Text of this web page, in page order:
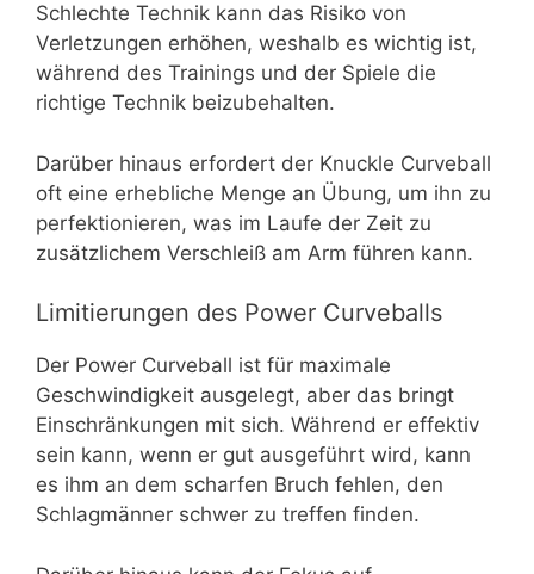
Schlechte Technik kann das Risiko von
Verletzungen erhöhen, weshalb es wichtig ist,
während des Trainings und der Spiele die
richtige Technik beizubehalten.
Darüber hinaus erfordert der Knuckle Curveball
oft eine erhebliche Menge an Übung, um ihn zu
perfektionieren, was im Laufe der Zeit zu
zusätzlichem Verschleiß am Arm führen kann.
Limitierungen des Power Curveballs
Der Power Curveball ist für maximale
Geschwindigkeit ausgelegt, aber das bringt
Einschränkungen mit sich. Während er effektiv
sein kann, wenn er gut ausgeführt wird, kann
es ihm an dem scharfen Bruch fehlen, den
Schlagmänner schwer zu treffen finden.